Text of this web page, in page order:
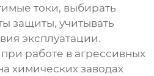
токи, выбирать
защиты, учитывать
эксплуатации.
работе в агрессивных
химических заводах